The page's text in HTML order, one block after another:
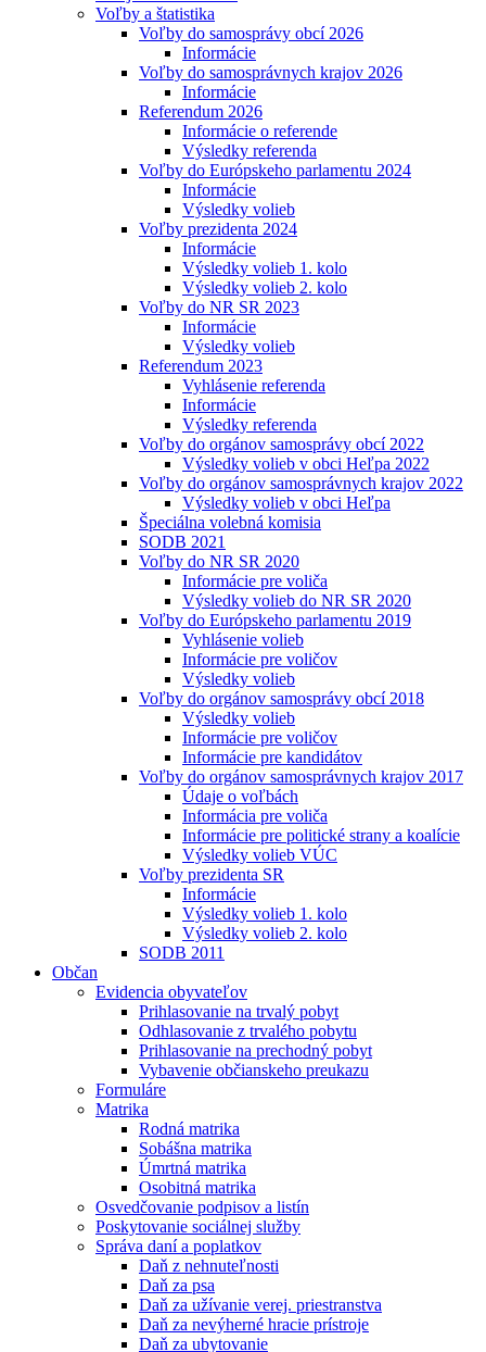
Voľby a štatistika
Voľby do samosprávy obcí 2026
Informácie
Voľby do samosprávnych krajov 2026
Informácie
Referendum 2026
Informácie o referende
Výsledky referenda
Voľby do Európskeho parlamentu 2024
Informácie
Výsledky volieb
Voľby prezidenta 2024
Informácie
Výsledky volieb 1. kolo
Výsledky volieb 2. kolo
Voľby do NR SR 2023
Informácie
Výsledky volieb
Referendum 2023
Vyhlásenie referenda
Informácie
Výsledky referenda
Voľby do orgánov samosprávy obcí 2022
Výsledky volieb v obci Heľpa 2022
Voľby do orgánov samosprávnych krajov 2022
Výsledky volieb v obci Heľpa
Špeciálna volebná komisia
SODB 2021
Voľby do NR SR 2020
Informácie pre voliča
Výsledky volieb do NR SR 2020
Voľby do Európskeho parlamentu 2019
Vyhlásenie volieb
Informácie pre voličov
Výsledky volieb
Voľby do orgánov samosprávy obcí 2018
Výsledky volieb
Informácie pre voličov
Informácie pre kandidátov
Voľby do orgánov samosprávnych krajov 2017
Údaje o voľbách
Informácia pre voliča
Informácie pre politické strany a koalície
Výsledky volieb VÚC
Voľby prezidenta SR
Informácie
Výsledky volieb 1. kolo
Výsledky volieb 2. kolo
SODB 2011
Občan
Evidencia obyvateľov
Prihlasovanie na trvalý pobyt
Odhlasovanie z trvalého pobytu
Prihlasovanie na prechodný pobyt
Vybavenie občianskeho preukazu
Formuláre
Matrika
Rodná matrika
Sobášna matrika
Úmrtná matrika
Osobitná matrika
Osvedčovanie podpisov a listín
Poskytovanie sociálnej služby
Správa daní a poplatkov
Daň z nehnuteľnosti
Daň za psa
Daň za užívanie verej. priestranstva
Daň za nevýherné hracie prístroje
Daň za ubytovanie